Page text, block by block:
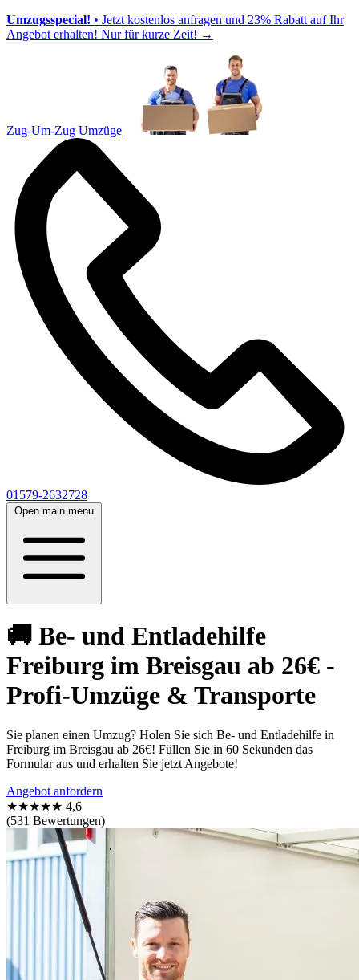
Umzugsspecial! • Jetzt kostenlos anfragen und 23% Rabatt auf Ihr
Angebot erhalten! Nur für kurze Zeit! →
Zug-Um-Zug Umzüge
01579-2632728
Open main menu
🚚 Be- und Entladehilfe
Freiburg im Breisgau ab 26€ -
Profi-Umzüge & Transporte
Sie planen einen Umzug? Holen Sie sich Be- und Entladehilfe in
Freiburg im Breisgau ab 26€! Füllen Sie in 60 Sekunden das
Formular aus und erhalten Sie jetzt Angebote!
Angebot anfordern
★★★★★ 4,6
(531 Bewertungen)